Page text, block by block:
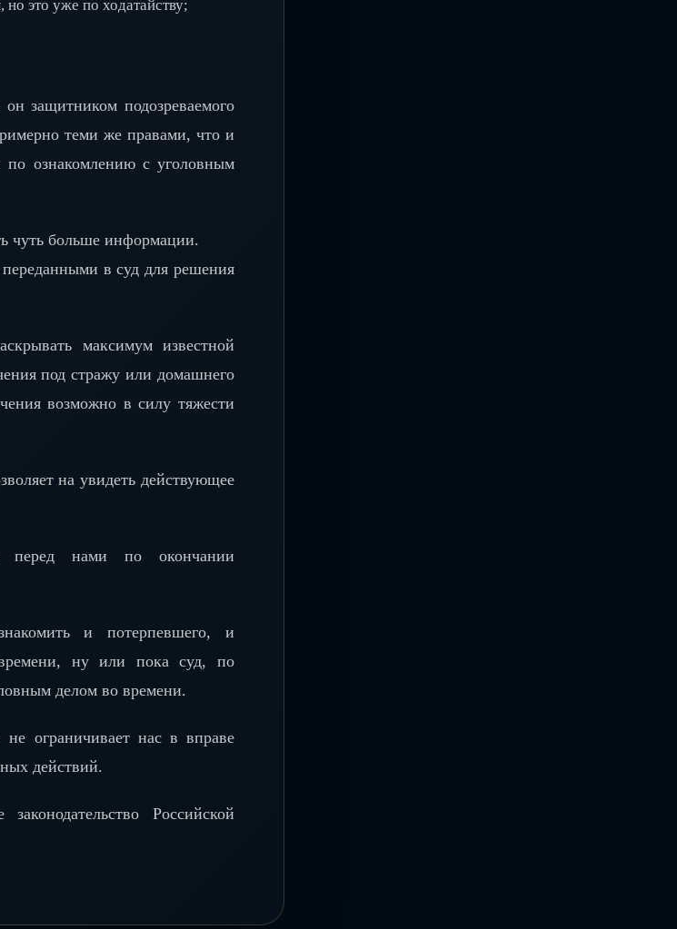
это уже по ходатайству;
защитником подозреваемого
теми же правами, что и
ознакомлению с уголовным
чуть больше информации.
в суд для решения
максимум известной
под стражу или домашнего
возможно в силу тяжести
на увидеть действующее
перед нами по окончании
и потерпевшего, и
времени, ну или пока суд, по
делом во времени.
ограничивает нас в вправе
действий.
Российской